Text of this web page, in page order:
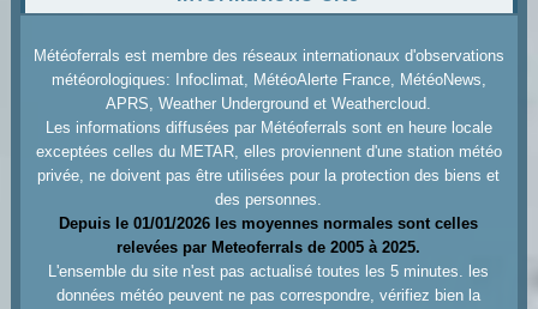
Météoferrals est membre des réseaux internationaux d'observations
météorologiques: Infoclimat, MétéoAlerte France, MétéoNews,
APRS, Weather Underground et Weathercloud.
Les informations diffusées par Météoferrals sont en heure locale
exceptées celles du METAR, elles proviennent d'une station météo
privée, ne doivent pas être utilisées pour la protection des biens et
des personnes.
Depuis le 01/01/2026 les moyennes normales sont celles
relevées par Meteoferrals de 2005 à 2025.
L'ensemble du site n'est pas actualisé toutes les 5 minutes. les
données météo peuvent ne pas correspondre, vérifiez bien la